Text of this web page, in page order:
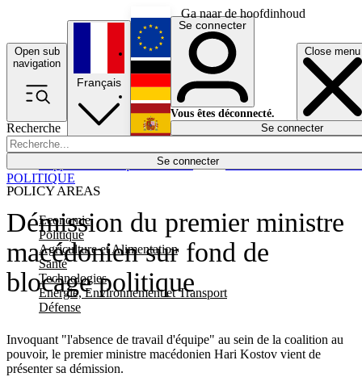
Ga naar de hoofdinhoud
Open sub
navigation
Close menu
Recherche
Se connecter
POLICY AREAS
Economie
Politique
Agriculture et Alimentation
Santé
Technologies
Energie, Environnement et Transport
Défense
Économie
Français
English
Deutsch
Español
Se connecter
Vous êtes déconnecté.
Se connecter
Démission du premier ministre
macédonien sur fond de
blocage politique
Invoquant "l'absence de travail d'équipe" au sein de la coalition au
pouvoir, le premier ministre macédonien Hari Kostov vient de
présenter sa démission.
POLITIQUE